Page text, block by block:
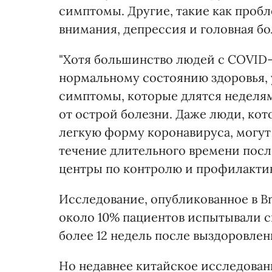
симптомы. Другие, такие как
внимания, депрессия и головная
"Хотя большинство людей с
нормальному состоянию
симптомы, которые длятся
от острой болезни. Даже люди,
легкую форму коронавируса,
течение длительного времени
центры по контролю и
Исследование, опубликованное в
около 10% пациентов
более 12 недель после
Но недавнее китайское